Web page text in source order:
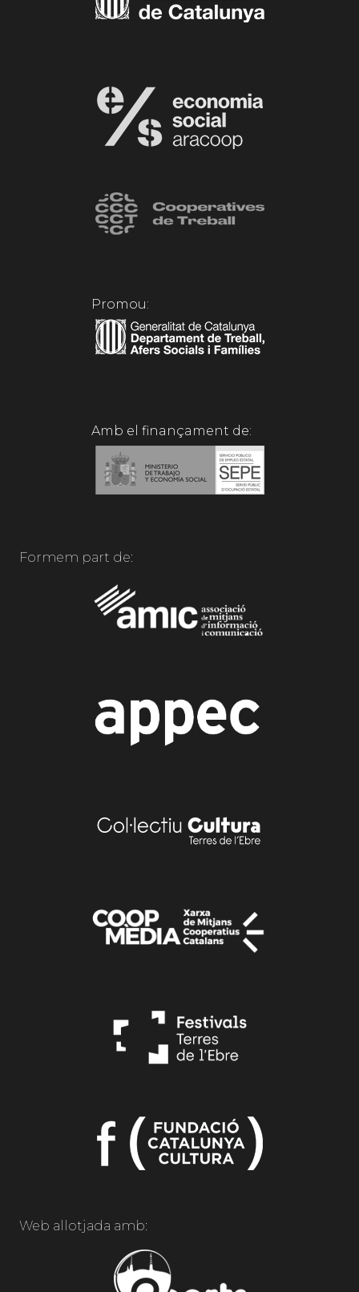
Promou:
Amb el finançament de:
Formem part de:
Web allotjada amb: